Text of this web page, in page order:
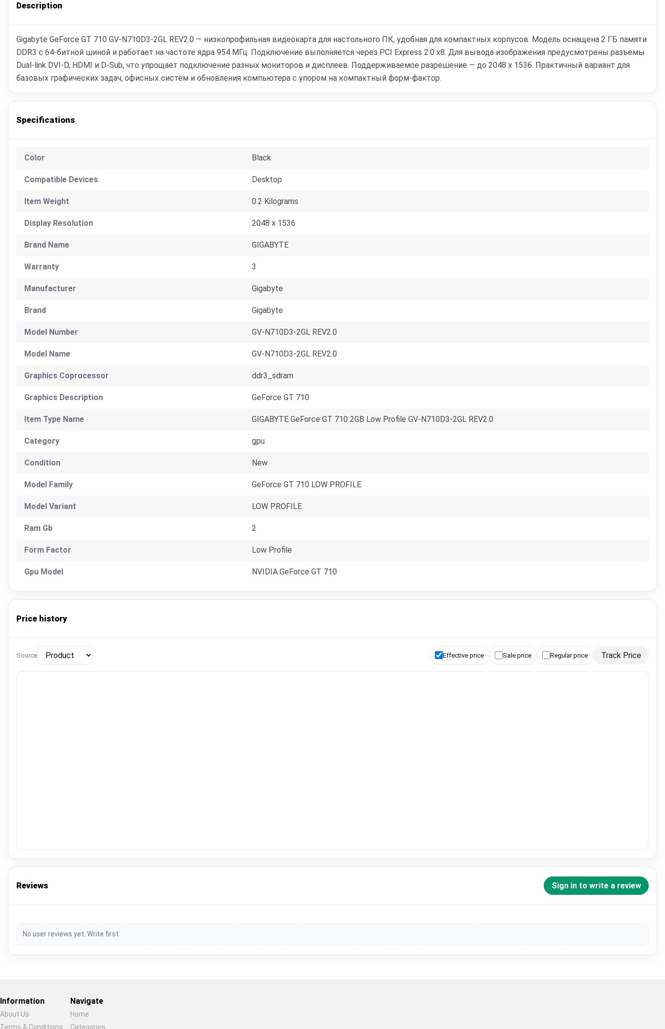
Description
Gigabyte GeForce GT 710 GV-N710D3-2GL REV2.0 — низкопрофильная видеокарта для настольного ПК, удобная для компактных корпусов. Модель оснащена 2 ГБ памяти
DDR3 с 64-битной шиной и работает на частоте ядра 954 МГц. Подключение выполняется через PCI Express 2.0 x8. Для вывода изображения предусмотрены разъёмы
Dual-link DVI-D, HDMI и D-Sub, что упрощает подключение разных мониторов и дисплеев. Поддерживаемое разрешение — до 2048 x 1536. Практичный вариант для
базовых графических задач, офисных систем и обновления компьютера с упором на компактный форм-фактор.
Specifications
Color Black
Compatible Devices Desktop
Item Weight 0.2 Kilograms
Display Resolution 2048 x 1536
Brand Name GIGABYTE
Warranty 3
Manufacturer Gigabyte
Brand Gigabyte
Model Number GV-N710D3-2GL REV2.0
Model Name GV-N710D3-2GL REV2.0
Graphics Coprocessor ddr3_sdram
Graphics Description GeForce GT 710
Item Type Name GIGABYTE GeForce GT 710 2GB Low Profile GV-N710D3-2GL REV2.0
Category gpu
Condition New
Model Family GeForce GT 710 LOW PROFILE
Model Variant LOW PROFILE
Ram Gb 2
Form Factor Low Profile
Gpu Model NVIDIA GeForce GT 710
Price history
Source Effective price Sale price Regular price Track Price
Reviews Sign in to write a review
No user reviews yet. Write first.
Information
About Us
Terms & Conditions
Navigate
Home
Categories